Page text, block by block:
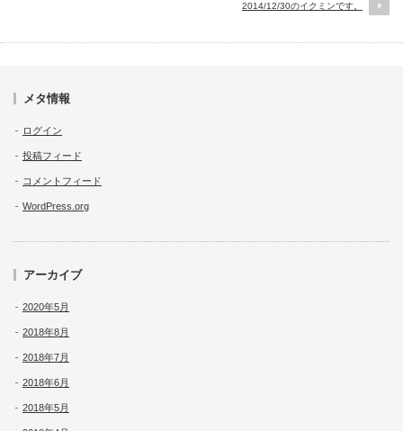
2014/12/30のイクミンです。
メタ情報
ログイン
投稿フィード
コメントフィード
WordPress.org
アーカイブ
2020年5月
2018年8月
2018年7月
2018年6月
2018年5月